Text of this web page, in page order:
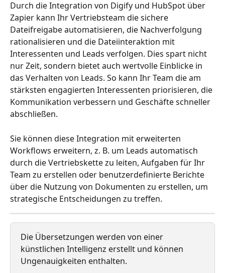
Durch die Integration von Digify und HubSpot über
Zapier kann Ihr Vertriebsteam die sichere
Dateifreigabe automatisieren, die Nachverfolgung
rationalisieren und die Dateiinteraktion mit
Interessenten und Leads verfolgen. Dies spart nicht
nur Zeit, sondern bietet auch wertvolle Einblicke in
das Verhalten von Leads. So kann Ihr Team die am
stärksten engagierten Interessenten priorisieren, die
Kommunikation verbessern und Geschäfte schneller
abschließen.
Sie können diese Integration mit erweiterten
Workflows erweitern, z. B. um Leads automatisch
durch die Vertriebskette zu leiten, Aufgaben für Ihr
Team zu erstellen oder benutzerdefinierte Berichte
über die Nutzung von Dokumenten zu erstellen, um
strategische Entscheidungen zu treffen.
Die Übersetzungen werden von einer
künstlichen Intelligenz erstellt und können
Ungenauigkeiten enthalten.